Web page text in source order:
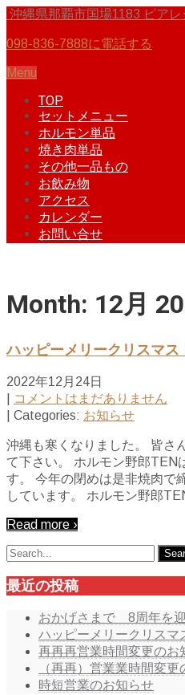
沖縄県那覇市国場1183 ピア
098-836-7888に電話する
Menu
TOP
セットメニュー
ホルモン単品
焼き肉単品
その他一品もの
お飲み物
アクセス
カレンダー
お問い合せ
Month: 12月
ハッピーメリークリスマス
2022年12月24日
コメントはまだありません
| Categories: お知らせ
沖縄も寒くなりました。 皆さ
て下さい。 ホルモン野郎TEN
す。 今年の閉めは是非焼肉で
しています。 ホルモン野
Read more ›
最近の投稿
おかげさまで 8周年を迎
ハッピーメリークリスマ
再再再営業時間変更のお
（再再）営業業時間変更
時短営業のお知らせ